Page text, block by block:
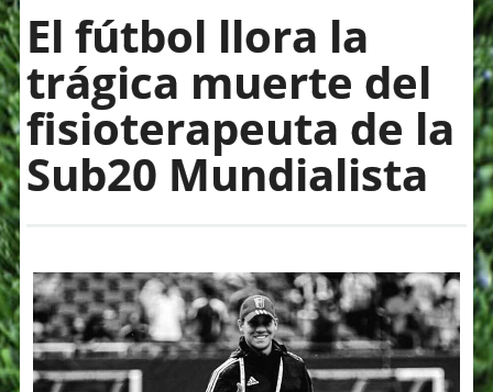
El fútbol llora la
trágica muerte del
fisioterapeuta de la
Sub20 Mundialista